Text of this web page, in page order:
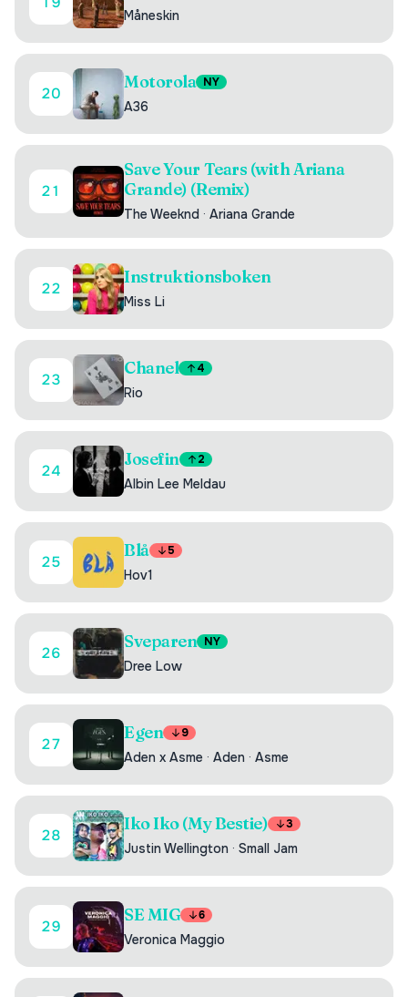
Måneskin
20
Motorola NY
A36
21
Save Your Tears (with Ariana
Grande) (Remix)
The Weeknd · Ariana Grande
22
Instruktionsboken
Miss Li
23
Chanel 4
Rio
24
Josefin 2
Albin Lee Meldau
25
Blå 5
Hov1
26
Sveparen NY
Dree Low
27
Egen 9
Aden x Asme · Aden · Asme
28
Iko Iko (My Bestie) 3
Justin Wellington · Small Jam
29
SE MIG 6
Veronica Maggio